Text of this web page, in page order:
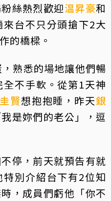
絲熱烈歡迎温昇豪和
來台不只分頭搶下2大
的橋樑。
熟悉的場地讓他們暢
不手軟。從第1天神
圭賢想抱抱睡，昨天銀
是妳們的老公」，逗
停，前天就預告有就
別介紹台下有2位知
，成員們虧他「你不